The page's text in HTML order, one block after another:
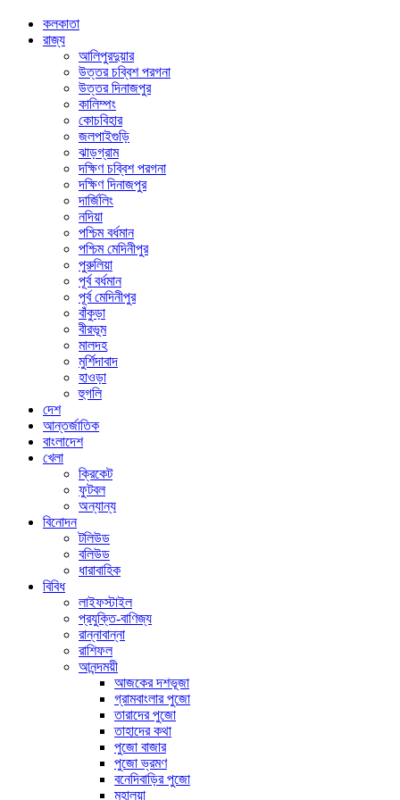
কলকাতা
রাজ্য
আলিপুরদুয়ার
উত্তর চব্বিশ পরগনা
উত্তর দিনাজপুর
কালিম্পং
কোচবিহার
জলপাইগুড়ি
ঝাড়গ্রাম
দক্ষিণ চব্বিশ পরগনা
দক্ষিণ দিনাজপুর
দার্জিলিং
নদিয়া
পশ্চিম বর্ধমান
পশ্চিম মেদিনীপুর
পুরুলিয়া
পূর্ব বর্ধমান
পূর্ব মেদিনীপুর
বাঁকুড়া
বীরভূম
মালদহ
মুর্শিদাবাদ
হাওড়া
হুগলি
দেশ
আন্তর্জাতিক
বাংলাদেশ
খেলা
ক্রিকেট
ফুটবল
অন্যান্য
বিনোদন
টলিউড
বলিউড
ধারাবাহিক
বিবিধ
লাইফস্টাইল
প্রযুক্তি-বাণিজ্য
রান্নাবান্না
রাশিফল
আনন্দময়ী
আজকের দশভূজা
গ্রামবাংলার পুজো
তারাদের পুজো
তাহাদের কথা
পুজো বাজার
পুজো ভ্রমণ
বনেদিবাড়ির পুজো
মহালয়া